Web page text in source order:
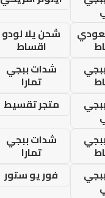
شحن يلا لودو
اقساط
شدات ببجي
تمارا
متجر تقسيط
شدات ببجي
تمارا
فور يو ستور